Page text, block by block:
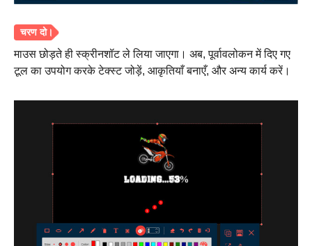
माउस छोड़ते ही स्क्रीनशॉट ले लिया जाएगा। अब, पूर्वावलोकन में दिए गए
टूल का उपयोग करके टेक्स्ट जोड़ें, आकृतियाँ बनाएँ, और अन्य कार्य करें।